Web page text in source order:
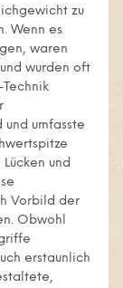
zu
Wenn es
waren
wurden oft
umfasste
und
Vorbild der
Obwohl
erstaunlich